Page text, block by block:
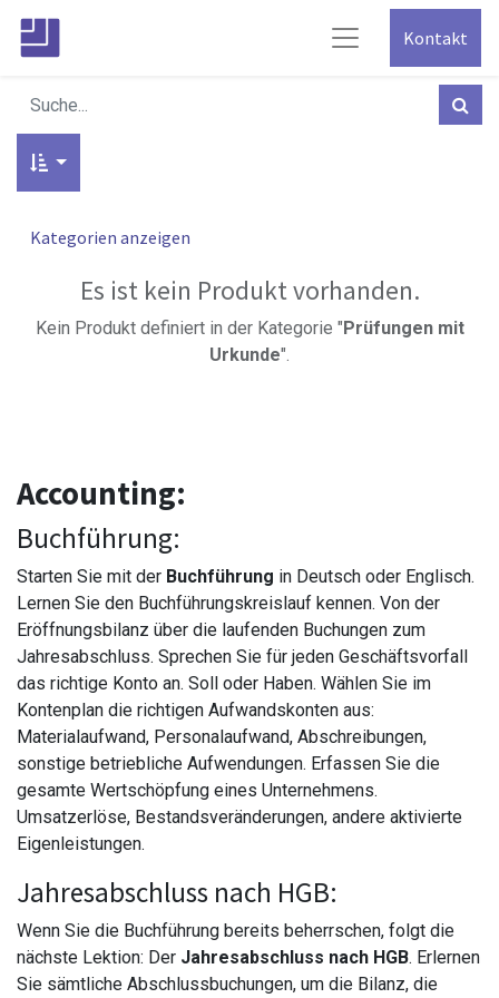
Kontakt
Kategorien anzeigen
Es ist kein Produkt vorhanden.
Kein Produkt definiert in der Kategorie "Prüfungen mit
Urkunde".
Accounting:
Buchführung:
Starten Sie mit der Buchführung in Deutsch oder Englisch.
Lernen Sie den Buchführungskreislauf kennen. Von der
Eröffnungsbilanz über die laufenden Buchungen zum
Jahresabschluss. Sprechen Sie für jeden Geschäftsvorfall
das richtige Konto an. Soll oder Haben. Wählen Sie im
Kontenplan die richtigen Aufwandskonten aus:
Materialaufwand, Personalaufwand, Abschreibungen,
sonstige betriebliche Aufwendungen. Erfassen Sie die
gesamte Wertschöpfung eines Unternehmens.
Umsatzerlöse, Bestandsveränderungen, andere aktivierte
Eigenleistungen.
Jahresabschluss nach HGB:
Wenn Sie die Buchführung bereits beherrschen, folgt die
nächste Lektion: Der Jahresabschluss nach HGB. Erlernen
Sie sämtliche Abschlussbuchungen, um die Bilanz, die